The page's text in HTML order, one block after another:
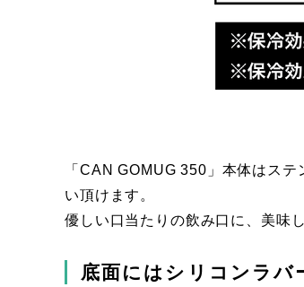
「CAN GOMUG 350」本体はス
い頂けます。
優しい口当たりの飲み口に、美味
底面にはシリコンラバ